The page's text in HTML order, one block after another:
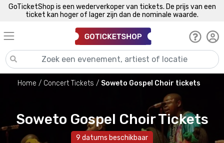
GoTicketShop is een wederverkoper van tickets. De prijs van een
ticket kan hoger of lager zijn dan de nominale waarde.
Home Concert Tickets Soweto Gospel Choir tickets
Soweto Gospel Choir Tickets
9 datums beschikbaar